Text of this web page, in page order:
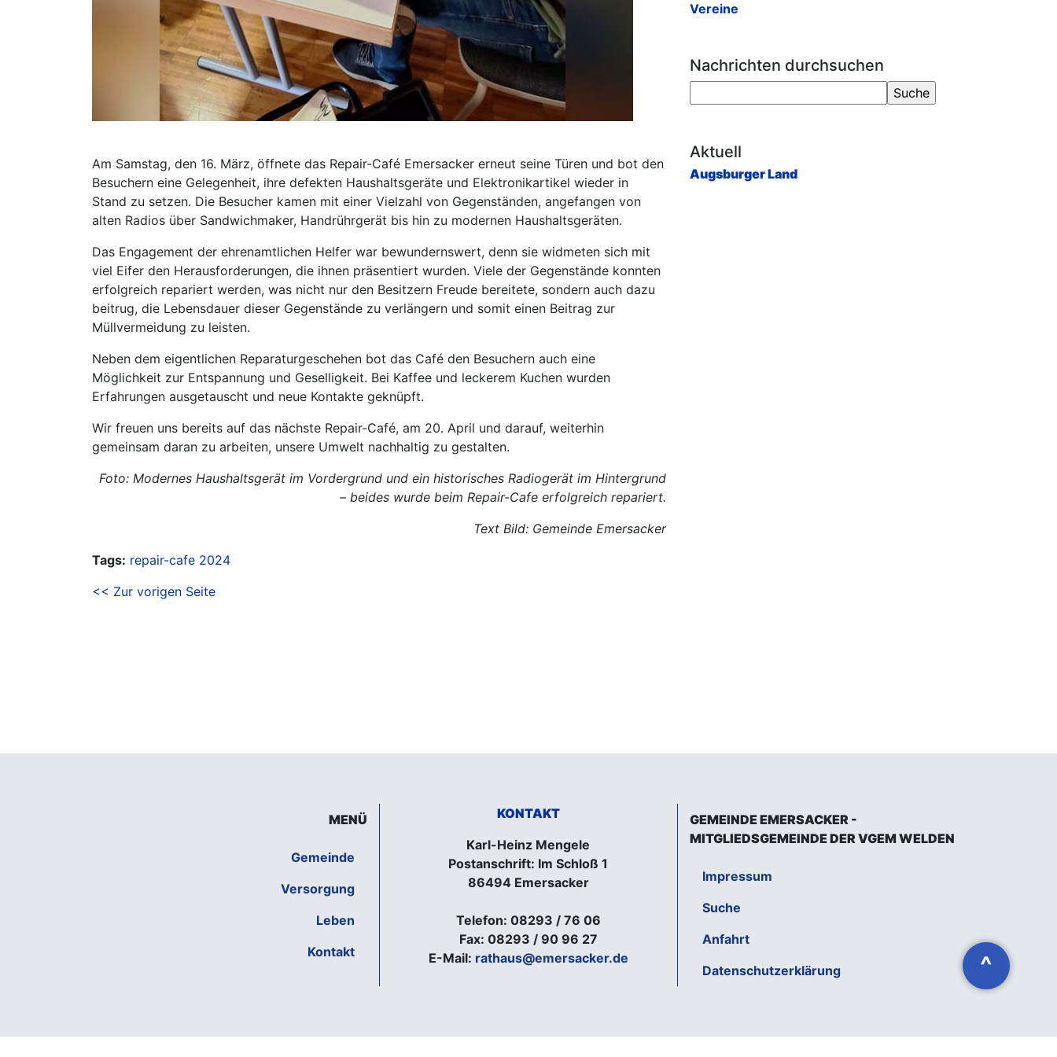
Am Samstag, den 16. März, öffnete das Repair-Café Emersacker erneut seine Türen und bot den
Besuchern eine Gelegenheit, ihre defekten Haushaltsgeräte und Elektronikartikel wieder in
Stand zu setzen. Die Besucher kamen mit einer Vielzahl von Gegenständen, angefangen von
alten Radios über Sandwichmaker, Handrührgerät bis hin zu modernen Haushaltsgeräten.
Das Engagement der ehrenamtlichen Helfer war bewundernswert, denn sie widmeten sich mit
viel Eifer den Herausforderungen, die ihnen präsentiert wurden. Viele der Gegenstände konnten
erfolgreich repariert werden, was nicht nur den Besitzern Freude bereitete, sondern auch dazu
beitrug, die Lebensdauer dieser Gegenstände zu verlängern und somit einen Beitrag zur
Müllvermeidung zu leisten.
Neben dem eigentlichen Reparaturgeschehen bot das Café den Besuchern auch eine
Möglichkeit zur Entspannung und Geselligkeit. Bei Kaffee und leckerem Kuchen wurden
Erfahrungen ausgetauscht und neue Kontakte geknüpft.
Wir freuen uns bereits auf das nächste Repair-Café, am 20. April und darauf, weiterhin
gemeinsam daran zu arbeiten, unsere Umwelt nachhaltig zu gestalten.
Foto: Modernes Haushaltsgerät im Vordergrund und ein historisches Radiogerät im Hintergrund
– beides wurde beim Repair-Cafe erfolgreich repariert.
Text Bild: Gemeinde Emersacker
Tags: repair-cafe 2024
<< Zur vorigen Seite
Vereine
Nachrichten durchsuchen
Aktuell
Augsburger Land
^
MENÜ
Gemeinde
Versorgung
Leben
Kontakt
KONTAKT
Karl-Heinz Mengele
Postanschrift: Im Schloß 1
86494 Emersacker
Telefon: 08293 / 76 06
Fax: 08293 / 90 96 27
E-Mail: rathaus@emersacker.de
GEMEINDE EMERSACKER -
MITGLIEDSGEMEINDE DER VGEM WELDEN
Impressum
Suche
Anfahrt
Datenschutzerklärung